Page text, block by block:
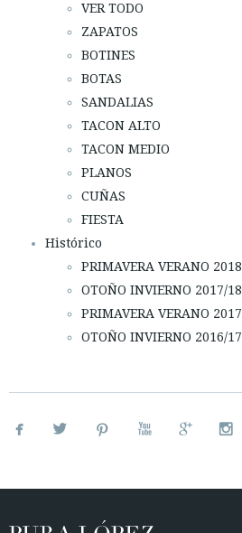
VER TODO
ZAPATOS
BOTINES
BOTAS
SANDALIAS
TACON ALTO
TACON MEDIO
PLANOS
CUÑAS
FIESTA
Histórico
PRIMAVERA VERANO 2018
OTOÑO INVIERNO 2017/18
PRIMAVERA VERANO 2017
OTOÑO INVIERNO 2016/17
     